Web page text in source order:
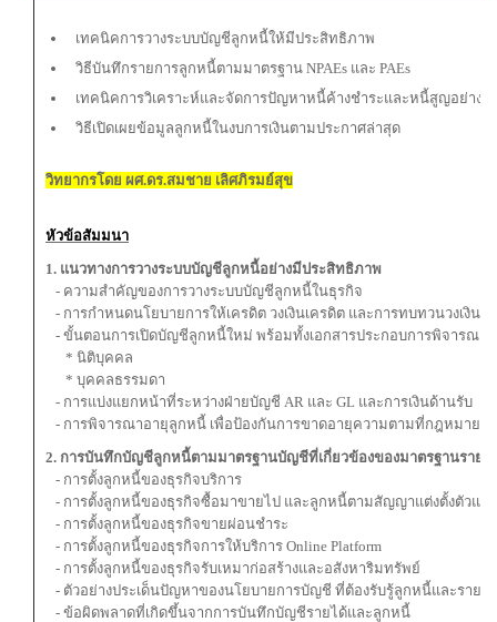
เทคนิคการวางระบบบัญชีลูกหนี้ให้มีประสิทธิภาพ
วิธีบันทึกรายการลูกหนี้ตามมาตรฐาน NPAEs และ PAEs
เทคนิคการวิเคราะห์และจัดการปัญหาหนี้ค้างชำระและหนี้สูญอย่างเ
วิธีเปิดเผยข้อมูลลูกหนี้ในงบการเงินตามประกาศล่าสุด
วิทยากรโดย ผศ.ดร.สมชาย เลิศภิรมย์สุข
หัวข้อสัมมนา
1. แนวทางการวางระบบบัญชีลูกหนี้อย่างมีประสิทธิภาพ
- ความสำคัญของการวางระบบบัญชีลูกหนี้ในธุรกิจ
- การกำหนดนโยบายการให้เครดิต วงเงินเครดิต และการทบทวนวงเงินเ
- ขั้นตอนการเปิดบัญชีลูกหนี้ใหม่ พร้อมทั้งเอกสารประกอบการพิจารณา
* นิติบุคคล
* บุคคลธรรมดา
- การแบ่งแยกหน้าที่ระหว่างฝ่ายบัญชี AR และ GL และการเงินด้านรับ
- การพิจารณาอายุลูกหนี้ เพื่อป้องกันการขาดอายุความตามที่กฎหมายก
2. การบันทึกบัญชีลูกหนี้ตามมาตรฐานบัญชีที่เกี่ยวข้องของมาตรฐานรายงา
- การตั้งลูกหนี้ของธุรกิจบริการ
- การตั้งลูกหนี้ของธุรกิจซื้อมาขายไป และลูกหนี้ตามสัญญาแต่งตั้งตัวแท
- การตั้งลูกหนี้ของธุรกิจขายผ่อนชำระ
- การตั้งลูกหนี้ของธุรกิจการให้บริการ Online Platform
- การตั้งลูกหนี้ของธุรกิจรับเหมาก่อสร้างและอสังหาริมทรัพย์
- ตัวอย่างประเด็นปัญหาของนโยบายการบัญชี ที่ต้องรับรู้ลูกหนี้และรายได้
- ข้อผิดพลาดที่เกิดขึ้นจากการบันทึกบัญชีรายได้และลูกหนี้